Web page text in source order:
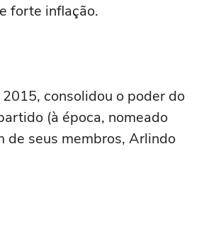
forte inflação.
consolidou o poder do
(à época, nomeado
de seus membros, Arlindo